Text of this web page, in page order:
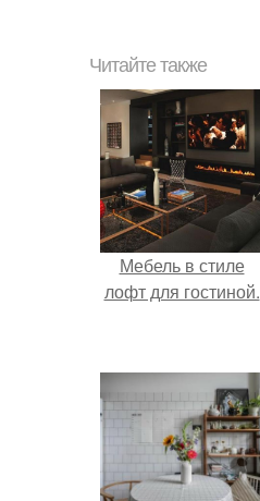
Читайте также
Мебель в стиле
лофт для гостиной.